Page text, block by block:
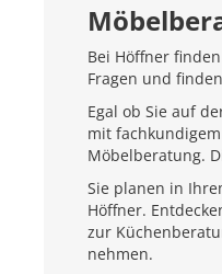
Bei Höffner
Fragen und
Egal ob Sie auf
mit
Möbelberatung.
Sie planen in
Höffner.
zur
nehmen.